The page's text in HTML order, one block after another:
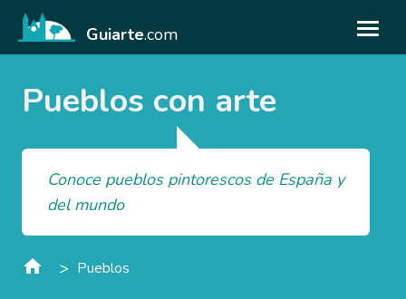
Guiarte.com
Pueblos con arte
Conoce pueblos pintorescos de España y
del mundo
> Pueblos